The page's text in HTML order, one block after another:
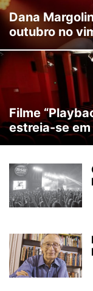
Dana
outubro no
Filme
estreia-se